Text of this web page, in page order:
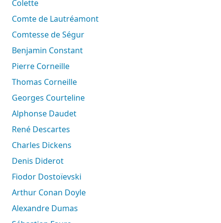
Colette
Comte de Lautréamont
Comtesse de Ségur
Benjamin Constant
Pierre Corneille
Thomas Corneille
Georges Courteline
Alphonse Daudet
René Descartes
Charles Dickens
Denis Diderot
Fiodor Dostoïevski
Arthur Conan Doyle
Alexandre Dumas